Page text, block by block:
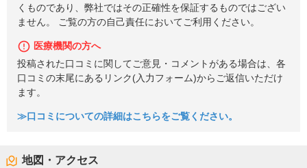
くものであり、弊社ではその正確性を保証するものではござい
ません。 ご覧の方の自己責任においてご利用ください。
医療機関の方へ
投稿された口コミに関してご意見・コメントがある場合は、各
口コミの末尾にあるリンク(入力フォーム)からご返信いただけ
ます。
≫口コミについての詳細はこちらをご覧ください。
地図・アクセス